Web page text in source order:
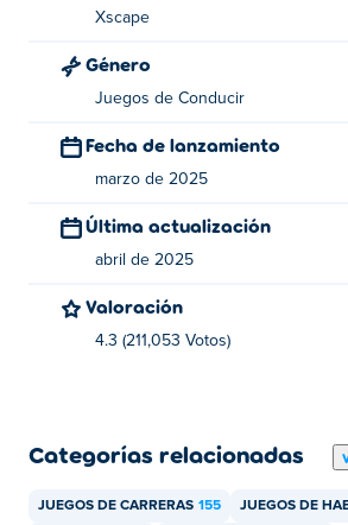
¿Cómo puedo jugar Sweet Ball
Puedes jugar Sweet Ball Sprint gratis
móviles y computadoras de
dispositivos móviles como teléfonos y
Xscape
Género
Juegos de Conducir
Fecha de lanzamiento
marzo de 2025
Última actualización
abril de 2025
Valoración
4.3 (211,053 Votos)
Categorías relacionadas
JUEGOS DE CARRERAS 155 JUEGOS DE